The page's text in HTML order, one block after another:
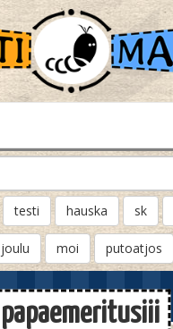
testi hauska sk
joulu moi putoatjos
papaemeritusiii